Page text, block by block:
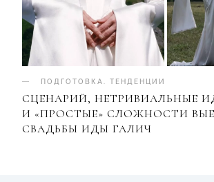
ПОДГОТОВКА. ТЕНДЕНЦИИ
СЦЕНАРИЙ, НЕТРИВИАЛЬНЫЕ
И «ПРОСТЫЕ» СЛОЖНОСТИ
СВАДЬБЫ ИДЫ ГАЛИЧ